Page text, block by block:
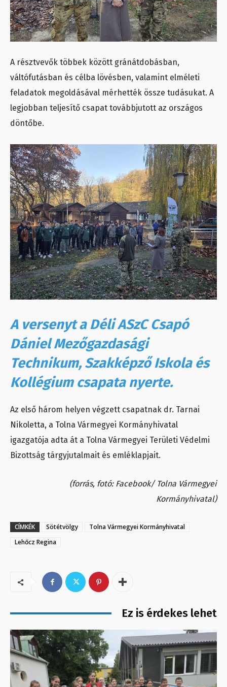
A résztvevők többek között gránátdobásban,
váltófutásban és célba lövésben, valamint elméleti
feladatok megoldásával mérhették össze tudásukat. A
legjobban teljesítő csapat továbbjutott az országos
döntőbe.
A versenyt a Déli ASzC Csapó
Dániel Mezőgazdasági
Technikum, Szakképző Iskola és
Kollégium csapata nyerte.
Az első három helyen végzett csapatnak dr. Tarnai
Nikoletta, a Tolna Vármegyei Kormányhivatal
igazgatója adta át a Tolna Vármegyei Területi Védelmi
Bizottság tárgyjutalmait és emléklapjait.
(forrás, fotó: Facebook/ Tolna Vármegyei
Kormányhivatal)
CÍMKÉK Sötétvölgy
Tolna Vármegyei Kormányhivatal
Lehőcz Regina
Ez is érdekes lehet